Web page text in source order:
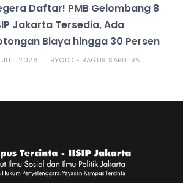
Daftar! PMB Gelombang 8
Jakarta Tersedia, Ada
Biaya hingga 30 Persen
JULI 2026 BYODDIE BAGUS SAPUTRA